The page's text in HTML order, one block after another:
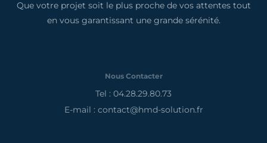
Que votre projet soit le plus proche de vos attentes tout
en vous garantissant une grande sérénité.
Nous Contacter
Tel : 04.28.29.80.73
E-mail : contact@hmd-solution.fr